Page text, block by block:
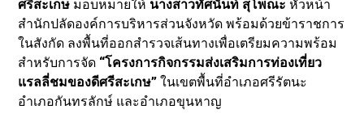
ศรีสะเกษ มอบหมายให้ นางสาวทัศนันท์ สุโพณะ หัวหน้า
สำนักปลัดองค์การบริหารส่วนจังหวัด พร้อมด้วยข้าราชการ
ในสังกัด ลงพื้นที่ออกสำรวจเส้นทางเพื่อเตรียมความพร้อม
สำหรับการจัด “โครงการกิจกรรมส่งเสริมการท่องเที่ยว
แรลลี่ชมของดีศรีสะเกษ” ในเขตพื้นที่อำเภอศรีรัตนะ
อำเภอกันทรลักษ์ และอำเภอขุนหาญ